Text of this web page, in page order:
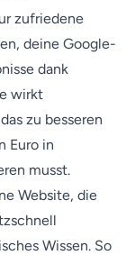
zufriedene
deine Google-
dank
wirkt
zu besseren
Euro in
musst.
Website, die
Wissen. So